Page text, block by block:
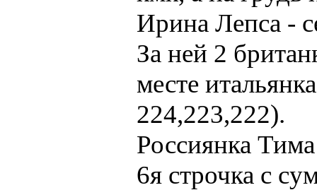
Ирина Лепса -
За ней 2
месте
224,223,222).
Россиянка
6я строчка с